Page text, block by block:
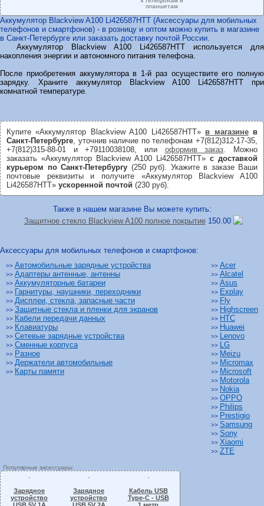
планшетам
Аккумулятор Blackview A100 Li426587HTT (Аксессуары для мобильных
телефонов и смартфонов) - в розницу и оптом можно купить в магазине
в Санкт-Петербурге или заказать доставку почтой России.
Аккумулятор Blackview A100 Li426587HTT используется для
накопления энергии и автономного питания телефона.
После приобретения аккумулятора в 1-й раз осуществите его полную
зарядку. Храните аккумулятор Blackview A100 Li426587HTT при
комнатной температуре.
Купите «Аккумулятор Blackview A100 Li426587HTT» в магазинев
Санкт-Петербурге , уточнив наличие по телефонам +7(812)312-17-35,
+7(812)315-88-01 и +79110038108, или оформив заказ . Можно
заказать «Аккумулятор Blackview A100 Li426587HTT» с доставкой
курьером по Санкт-Петербургу (250 руб). Укажите в заказе Ваши
почтовые реквизиты и получите «Аккумулятор Blackview A100
Li426587HTT» ускоренной почтой (230 руб).
Также в нашем магазине Вы можете купить:
Защитное стекло Blackview A100 полное покрытие 150.00
Аксессуары для мобильных телефонов и смартфонов:
>> Автомобильные зарядные устройства
>> Адаптеры антенные, антенны
>> Аккумуляторные батареи
>> Гарнитуры, наушники, переходники
>> Дисплеи, стекла, запасные части
>> Защитные стекла и пленки для экранов
>> Кабели передачи данных
>> Клавиатуры
>> Сетевые зарядные устройства
>> Сменные корпуса
>> Разное
>> Держатели автомобильные
>> Карты памяти
>> Acer
>> Alcatel
>> Asus
>> Explay
>> Fly
>> Highscreen
>> HTC
>> Huawei
>> Lenovo
>> LG
>> Meizu
>> Micromax
>> Microsoft
>> Motorola
>> Nokia
>> OPPO
>> Philips
>> Prestigio
>> Samsung
>> Sony
>> Xiaomi
>> ZTE
Популярные аксессуары:
Зарядное
устройство
Зарядное
устройство
Кабель USB
Type-C - USB